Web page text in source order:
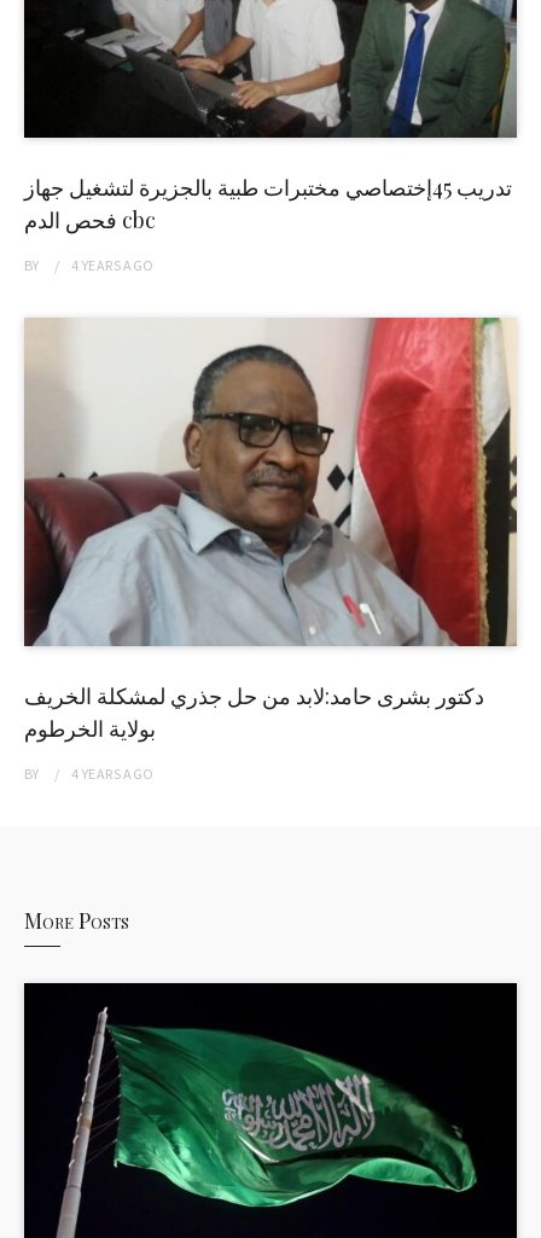
تدريب 45إختصاصي مختبرات طبية بالجزيرة لتشغيل جهاز
فحص الدم cbc
BY 4 YEARSAGO
دكتور بشرى حامد:لابد من حل جذري لمشكلة الخريف
بولاية الخرطوم
BY 4 YEARSAGO
More Posts